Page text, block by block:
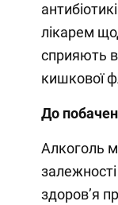
лікарем
сприяють
кишкової
До
Алкоголь
здоров’я